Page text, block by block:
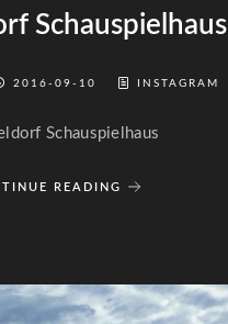
Schauspielhaus
2016-09-10 INSTAGRAM
Schauspielhaus
READING